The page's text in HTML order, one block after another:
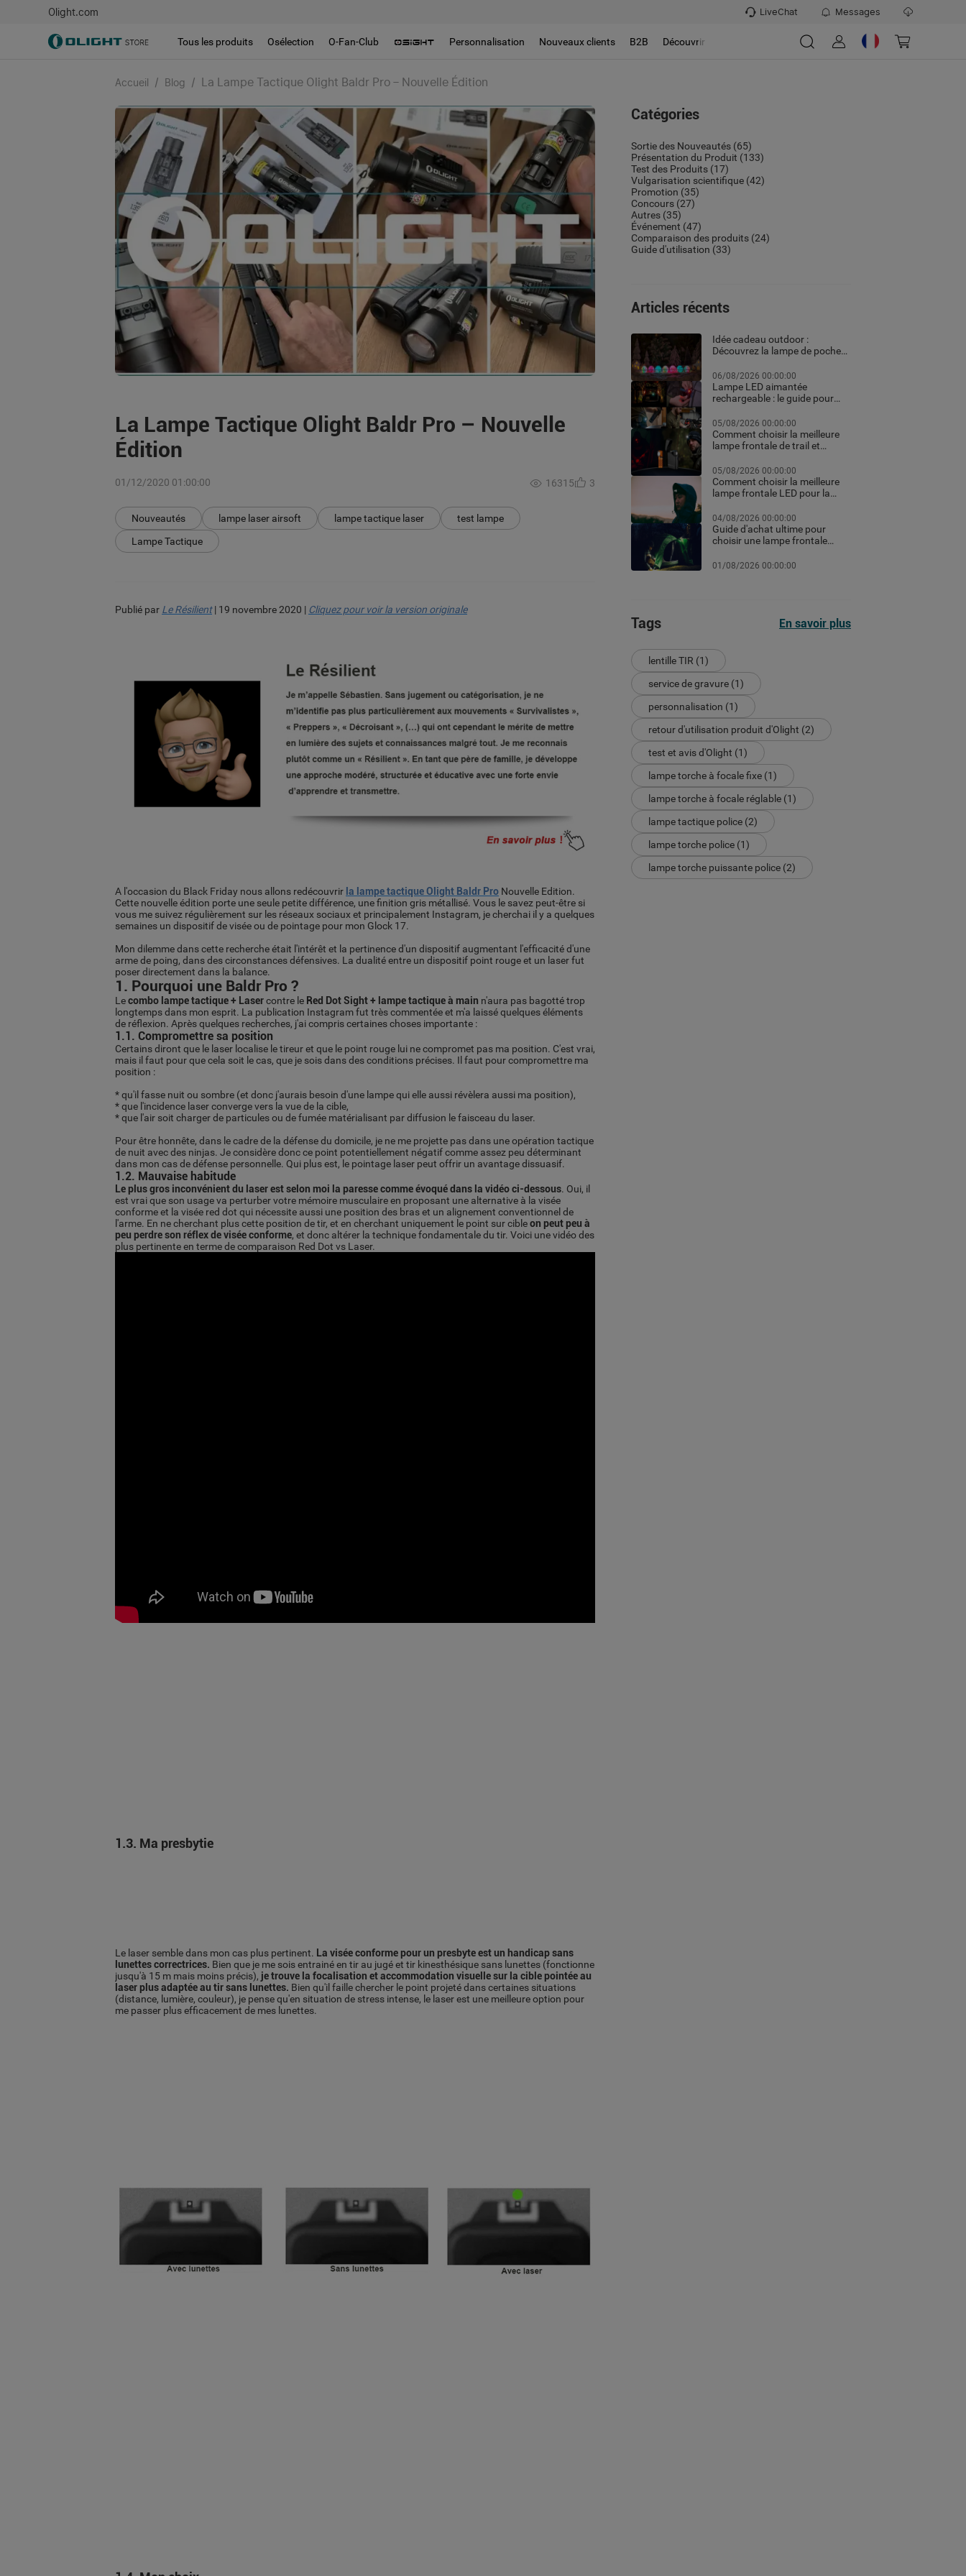
Olight.com LiveChat Messages
Tous les produits Osélection O-Fan-Club Personnalisation Nouveaux clients B2B Découvrir
Accueil / Blog / La Lampe Tactique Olight Baldr Pro – Nouvelle Édition
La Lampe Tactique Olight Baldr Pro – Nouvelle
Édition
01/12/2020 01:00:00
Nouveautés lampe laser airsoft lampe tactique laser
test lampe
Lampe Tactique
16315 3
Publié par Le Résilient| 19 novembre 2020 | Cliquez pour voir la version originale
A l'occasion du Black Friday nous allons redécouvrir la lampe tactique Olight Baldr Pro Nouvelle Edition.
Cette nouvelle édition porte une seule petite différence, une finition gris métallisé. Vous le savez peut-être si
vous me suivez régulièrement sur les réseaux sociaux et principalement Instagram, je cherchai il y a quelques
semaines un dispositif de visée ou de pointage pour mon Glock 17.
Mon dilemme dans cette recherche était l'intérêt et la pertinence d'un dispositif augmentant l'efficacité d'une
arme de poing, dans des circonstances défensives. La dualité entre un dispositif point rouge et un laser fut
poser directement dans la balance.
1. Pourquoi une Baldr Pro ?
Lecombo lampe tactique + Lasercontre le Red Dot Sight + lampe tactique à main n'aura pas bagotté trop
longtemps dans mon esprit. La publication Instagram fut très commentée et m'a laissé quelques éléments
de réflexion. Après quelques recherches, j'ai compris certaines choses importante :
1.1. Compromettre sa position
Certains diront que le laser localise le tireur et que le point rouge lui ne compromet pas ma position. C'est vrai,
mais il faut pour que cela soit le cas, que je sois dans des conditions précises. Il faut pour compromettre ma
position :
* qu'il fasse nuit ou sombre (et donc j'aurais besoin d'une lampe qui elle aussi révèlera aussi ma position),
* que l'incidence laser converge vers la vue de la cible,
* que l'air soit charger de particules ou de fumée matérialisant par diffusion le faisceau du laser.
Pour être honnête, dans le cadre de la défense du domicile, je ne me projette pas dans une opération tactique
de nuit avec des ninjas. Je considère donc ce point potentiellement négatif comme assez peu déterminant
dans mon cas de défense personnelle. Qui plus est, le pointage laser peut offrir un avantage dissuasif.
1.2. Mauvaise habitude
Le plus gros inconvénient du laser est selon moi la paresse comme évoqué dans la vidéo ci-dessous. Oui, il
est vrai que son usage va perturber votre mémoire musculaire en proposant une alternative à la visée
conforme et la visée red dot qui nécessite aussi une position des bras et un alignement conventionnel de
l'arme. En ne cherchant plus cette position de tir, et en cherchant uniquement le point sur cibleon peut peu à
peu perdre son réflex de visée conforme, et donc altérer la technique fondamentale du tir. Voici une vidéo des
plus pertinente en terme de comparaison Red Dot vs Laser.
1.3. Ma presbytie
Le laser semble dans mon cas plus pertinent. La visée conforme pour un presbyte est un handicap sans
lunettes correctrices. Bien que je me sois entrainé en tir au jugé et tir kinesthésique sans lunettes (fonctionne
jusqu'à 15 m mais moins précis), je trouve la focalisation et accommodation visuelle sur la cible pointée au
laser plus adaptée au tir sans lunettes. Bien qu'il faille chercher le point projeté dans certaines situations
(distance, lumière, couleur), je pense qu'en situation de stress intense, le laser est une meilleure option pour
me passer plus efficacement de mes lunettes.
Catégories
Sortie des Nouveautés (65)
Présentation du Produit (133)
Test des Produits (17)
Vulgarisation scientifique (42)
Promotion (35)
Concours (27)
Autres (35)
Événement (47)
Comparaison des produits (24)
Guide d'utilisation (33)
Articles récents
Idée cadeau outdoor :
Découvrez la lampe de poche
équipements high-tech pour
Noël
06/08/2026 00:00:00
Lampe LED aimantée
rechargeable : le guide pour
05/08/2026 00:00:00
Comment choisir la meilleure
lampe frontale de trail et
nuit
05/08/2026 00:00:00
Comment choisir la meilleure
lampe frontale LED pour la
04/08/2026 00:00:00
Guide d'achat ultime pour
choisir une lampe frontale
professionnelle pour le
01/08/2026 00:00:00
Tags En savoir plus
lentille TIR (1)
service de gravure (1)
personnalisation (1)
retour d'utilisation produit d'Olight (2)
test et avis d'Olight (1)
lampe torche à focale fixe (1)
lampe torche à focale réglable (1)
lampe tactique police (2)
lampe torche police (1)
lampe torche puissante police (2)